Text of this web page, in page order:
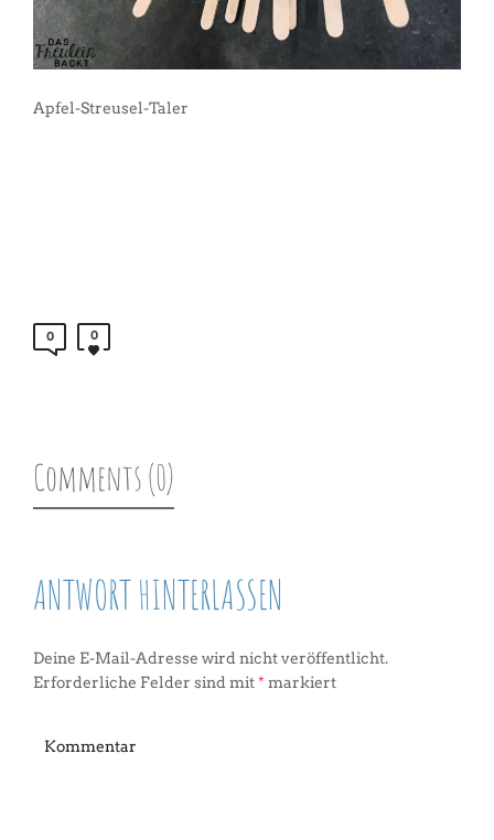
Apfel-Streusel-Taler
0 0
Comments (0)
ANTWORT HINTERLASSEN
Deine E-Mail-Adresse wird nicht veröffentlicht.
Erforderliche Felder sind mit* markiert